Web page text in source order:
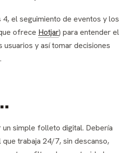
el seguimiento de eventos y los
ofrece Hotjar) para entender el
y así tomar decisiones
simple folleto digital. Debería
trabaja 24/7, sin descanso,